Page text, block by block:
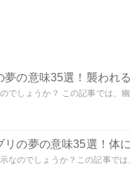
夢の意味35選！襲われ
でしょうか？ この記事では、
リの夢の意味35選！体
なのでしょうか？この記事で